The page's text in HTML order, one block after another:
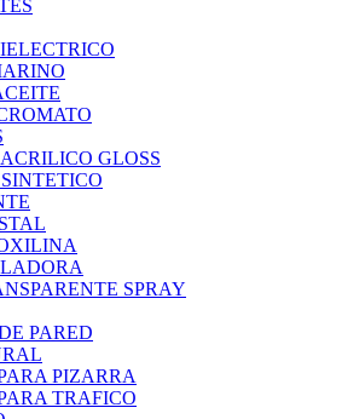
GLOSS
SPRAY
PARED
PIZARRA
TRAFICO